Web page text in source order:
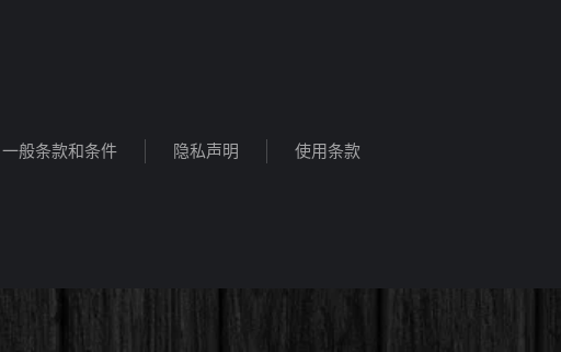
一般条款和条件 隐私声明 使用条款